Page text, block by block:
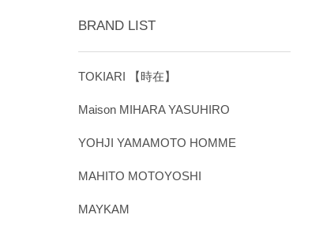
BRAND LIST
TOKIARI 【時在】
Maison MIHARA YASUHIRO
YOHJI YAMAMOTO HOMME
MAHITO MOTOYOSHI
MAYKAM